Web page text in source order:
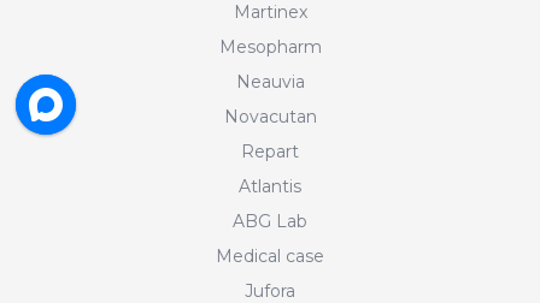
Martinex
Mesopharm
Neauvia
Novacutan
Repart
Atlantis
ABG Lab
Medical case
Jufora